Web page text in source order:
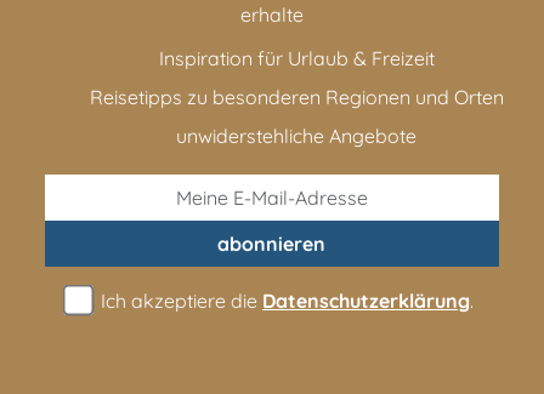
erhalte
Inspiration für Urlaub & Freizeit
Reisetipps zu besonderen Regionen und Orten
unwiderstehliche Angebote
abonnieren
Ich akzeptiere die Datenschutzerklärung.